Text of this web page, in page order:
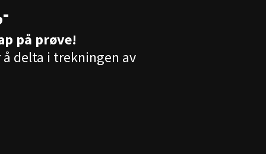
på prøve!
delta i trekningen av